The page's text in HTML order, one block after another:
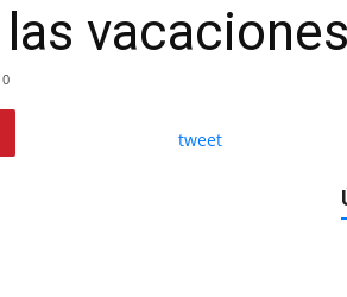
vacaciones
0
tweet